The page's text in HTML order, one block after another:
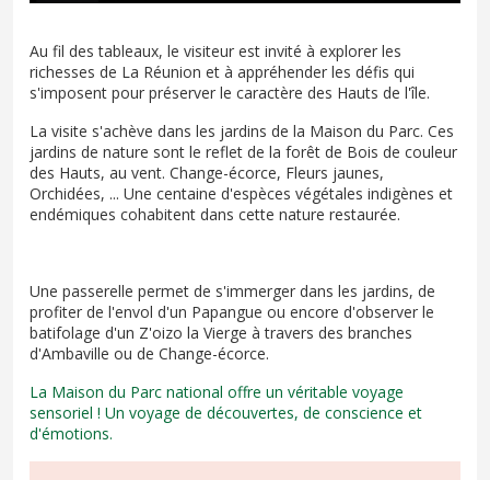
Au fil des tableaux, le visiteur est invité à explorer les
richesses de La Réunion et à appréhender les défis qui
s'imposent pour préserver le caractère des Hauts de l'île.
La visite s'achève dans les jardins de la Maison du Parc. Ces
jardins de nature sont le reflet de la forêt de Bois de couleur
des Hauts, au vent. Change-écorce, Fleurs jaunes,
Orchidées, ... Une centaine d'espèces végétales indigènes et
endémiques cohabitent dans cette nature restaurée.
Une passerelle permet de s'immerger dans les jardins, de
profiter de l'envol d'un Papangue ou encore d'observer le
batifolage d'un Z'oizo la Vierge à travers des branches
d'Ambaville ou de Change-écorce.
La Maison du Parc national offre un véritable voyage
sensoriel ! Un voyage de découvertes, de conscience et
d'émotions.